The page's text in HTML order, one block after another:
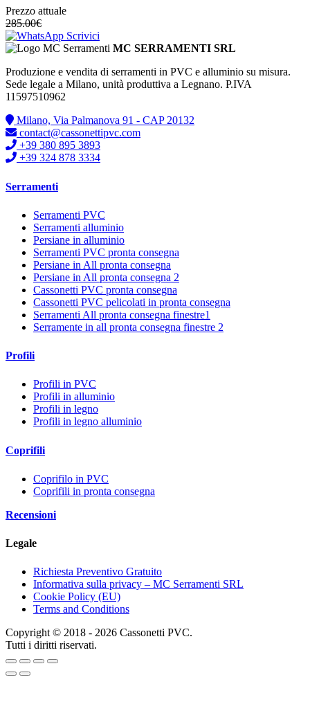
Prezzo attuale
285.00€
Scrivici
MC SERRAMENTI SRL
Produzione e vendita di serramenti in PVC e alluminio su misura.
Sede legale a Milano, unità produttiva a Legnano. P.IVA
11597510962
Milano, Via Palmanova 91 - CAP 20132
contact@cassonettipvc.com
+39 380 895 3893
+39 324 878 3334
Serramenti
Serramenti PVC
Serramenti alluminio
Persiane in alluminio
Serramenti PVC pronta consegna
Persiane in All pronta consegna
Persiane in All pronta consegna 2
Cassonetti PVC pronta consegna
Cassonetti PVC pelicolati in pronta consegna
Serramenti All pronta consegna finestre1
Serramente in all pronta consegna finestre 2
Profili
Profili in PVC
Profili in alluminio
Profili in legno
Profili in legno alluminio
Coprifili
Coprifilo in PVC
Coprifili in pronta consegna
Recensioni
Legale
Richiesta Preventivo Gratuito
Informativa sulla privacy – MC Serramenti SRL
Cookie Policy (EU)
Terms and Conditions
Copyright © 2018 - 2026 Cassonetti PVC.
Tutti i diritti riservati.